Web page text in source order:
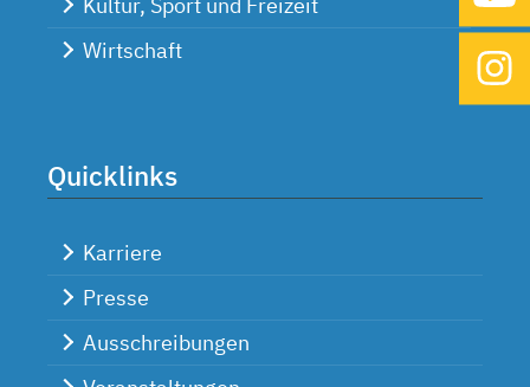
Kultur, Sport und Freizeit
Wirtschaft
Quicklinks
Karriere
Presse
Ausschreibungen